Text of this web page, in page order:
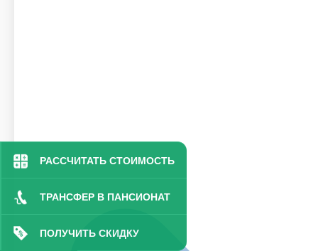
РАССЧИТАТЬ СТОИМОСТЬ
ТРАНСФЕР В ПАНСИОНАТ
ПОЛУЧИТЬ СКИДКУ